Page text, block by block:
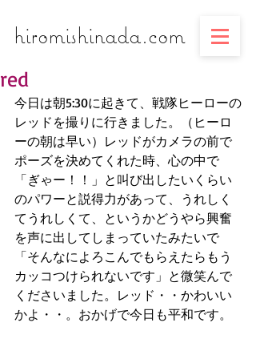
​​​​​​​hiromishinada.com
red
今日は朝5:30に起きて、戦隊ヒーローの
レッドを撮りに行きました。（ヒーロ
ーの朝は早い）レッドがカメラの前で
ポーズを決めてくれた時、心の中で
「ぎゃー！！」と叫び出したいくらい
のパワーと説得力があって、うれしく
てうれしくて、というかどうやら興奮
を声に出してしまっていたみたいで
「そんなによろこんでもらえたらもう
カッコつけられないです」と微笑んで
くださいました。レッド・・かわいい
かよ・・。おかげで今日も平和です。